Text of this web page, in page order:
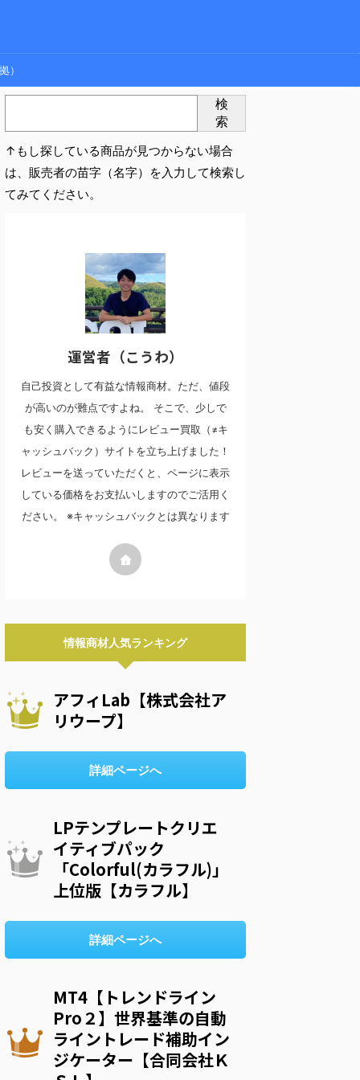
）
検
索
↑もし探している商品が見つからない場合
は、販売者の苗字（名字）を入力して検索し
てみてください。
運営者（こうわ）
自己投資として有益な情報商材。ただ、値段
が高いのが難点ですよね。 そこで、少しで
も安く購入できるようにレビュー買取（≠キ
ャッシュバック）サイトを立ち上げました！
レビューを送っていただくと、ページに表示
している価格をお支払いしますのでご活用く
ださい。 ※キャッシュバックとは異なります
情報商材人気ランキング
アフィLab【株式会社ア
リウープ】
詳細ページへ
LPテンプレートクリエ
イティブパック
「Colorful(カラフル)」
上位版【カラフル】
詳細ページへ
MT4【トレンドライン
Pro２】世界基準の自動
ライントレード補助イン
ジケーター【合同会社Ｋ